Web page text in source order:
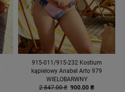
915-011/915-232 Kostium
kąpielowy Anabel Arto 979
WIELOBARWNY
2 847.00 ₴ 900.00 ₴